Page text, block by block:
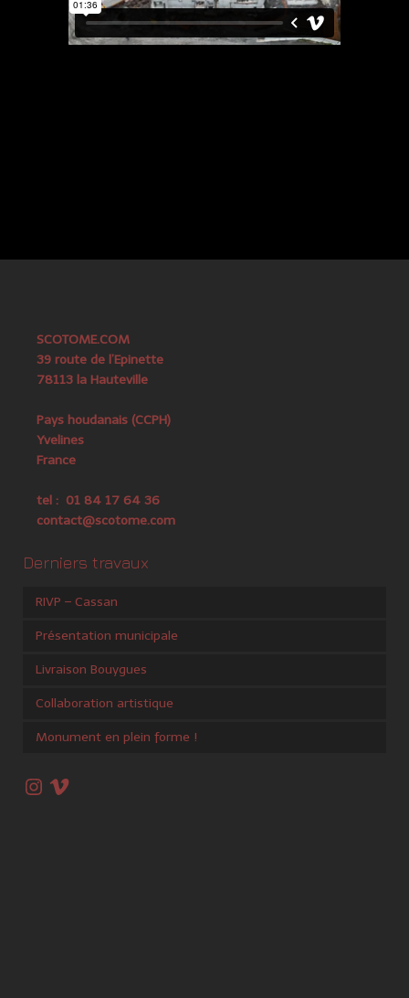
SCOTOME.COM
39 route de l’Epinette
78113 la Hauteville
Pays houdanais (CCPH)
Yvelines
France
tel : 01 84 17 64 36
contact@scotome.com
Derniers travaux
RIVP – Cassan
Présentation municipale
Livraison Bouygues
Collaboration artistique
Monument en plein forme !
Instagram
Vimeo